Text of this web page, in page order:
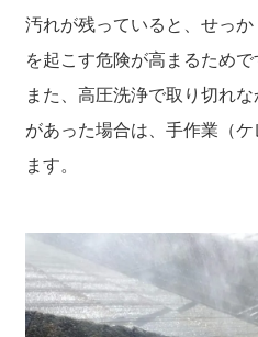
汚れが残っていると、せっか
を起こす危険が高まるためで
また、高圧洗浄で取り切れ
があった場合は、手作業（
ます。